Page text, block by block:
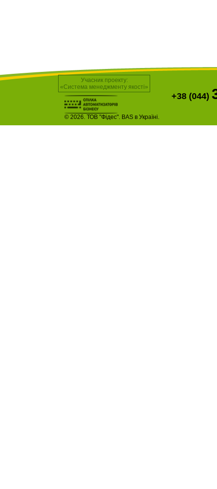
Учасник проекту:
«Система менеджменту якості»
© 2026. ТОВ "Фідес". BAS в Україні.
+38 (044)